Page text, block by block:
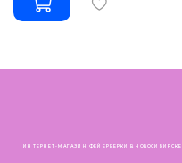
ИНТЕРНЕТ-МАГАЗИН ФЕЙЕРВЕРКИ В НОВОСИБИРСКЕ